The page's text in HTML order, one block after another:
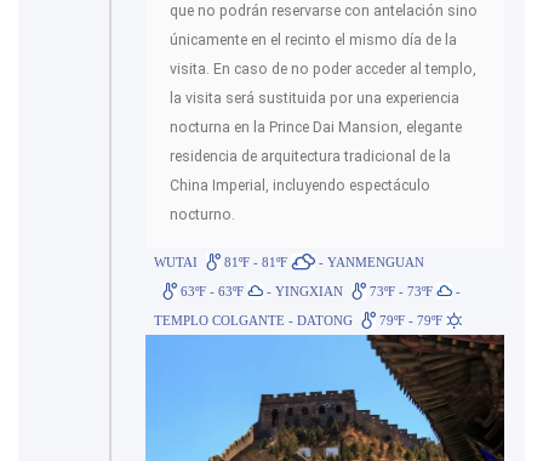
que no podrán reservarse con antelación sino
únicamente en el recinto el mismo día de la
visita. En caso de no poder acceder al templo,
la visita será sustituida por una experiencia
nocturna en la Prince Dai Mansion, elegante
residencia de arquitectura tradicional de la
China Imperial, incluyendo espectáculo
nocturno.
WUTAI 81ºF - 81ºF
- YANMENGUAN
63ºF - 63ºF
- YINGXIAN 73ºF - 73ºF
-
TEMPLO COLGANTE - DATONG
79ºF - 79ºF